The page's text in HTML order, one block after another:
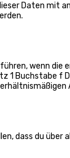
Daten mit
wenn
Buchstabe f
dass du